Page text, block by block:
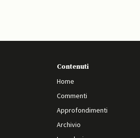
Contenuti
Home
Commenti
Approfondimenti
Archivio